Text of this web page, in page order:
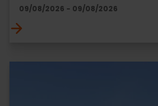
09/08/2026 - 09/08/2026